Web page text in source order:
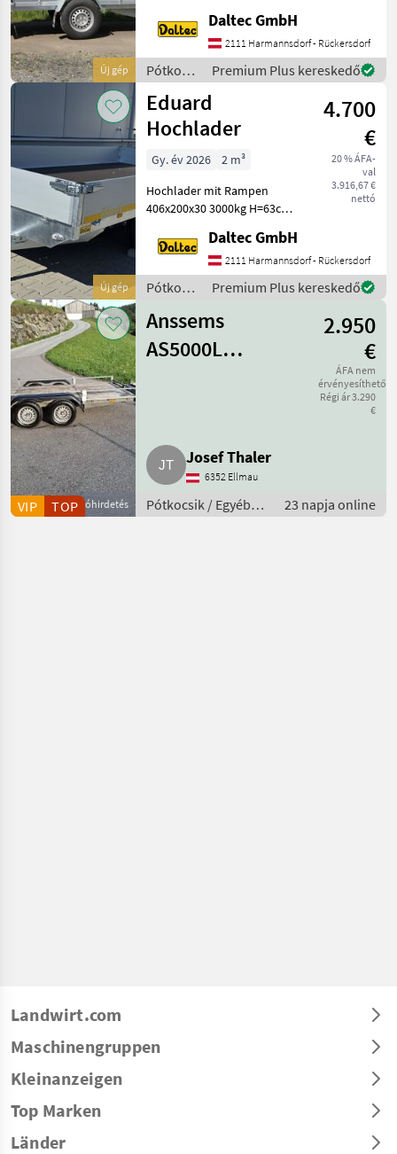
Új gép
2580x1400x1480
Außenmasse:
4160x1910x2120 Reifen
185R14C 1 Achse Aufbau •
Stahlblechwände • Pol
Daltec GmbH
2111 Harmannsdorf - Rückersdorf
Pótkocsik
/ Daltec
Premium Plus kereskedő
Új gép
Eduard
Hochlader
4.700
€
20 % ÁFA-
val
3.916,67 €
nettó
Gy. év 2026
2 m³
Hochlader mit Rampen
406x200x30 3000kg H=63cm
Statt € 5.195, - um € 4.700, -
inkl. 20% Ust AUFBAU
Bordwände aus Aluminium
Hohlka
Daltec GmbH
2111 Harmannsdorf - Rückersdorf
Pótkocsik
Premium Plus kereskedő
Apróhirdetés
VIP TOP
Anssems
AS5000L
2.950
€
ÁFA nem
érvényesíthető
Régi ár 3.290
€
Josef Thaler
6352 Ellmau
Pótkocsik / Egyéb
pótkocsik
23 napja online
Landwirt.com
Maschinengruppen
Kleinanzeigen
Top Marken
Länder